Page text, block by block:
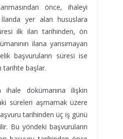
önce, ihaleyi
İlanda yer alan hususlara
ilk ilan tarihinden, ön
ilana yansımayan
başvuruların süresi ise
tarihte başlar.
dokümanına ilişkin
süreleri aşmamak üzere
tarihinden üç iş günü
Bu yöndeki başvuruların